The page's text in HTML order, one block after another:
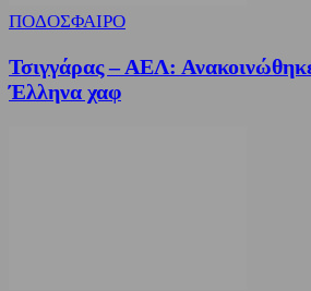
ΠΟΔΟΣΦΑΙΡΟ
Τσιγγάρας – ΑΕΛ:
Έλληνα χαφ